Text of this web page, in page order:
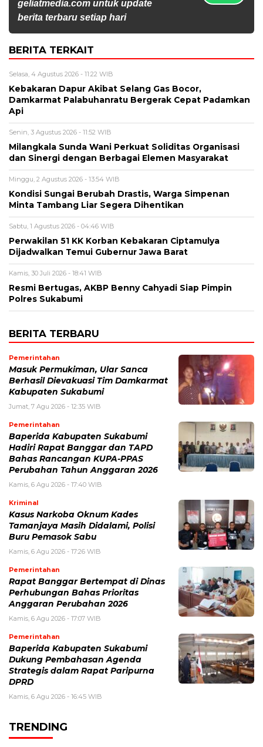
geliatmedia.com untuk update
berita terbaru setiap hari
BERITA TERKAIT
Selasa, 4 Agustus 2026 - 11:22 WIB
Kebakaran Dapur Akibat Selang Gas Bocor,
Damkarmat Palabuhanratu Bergerak Cepat Padamkan
Api
Senin, 3 Agustus 2026 - 11:52 WIB
Milangkala Sunda Wani Perkuat Soliditas Organisasi
dan Sinergi dengan Berbagai Elemen Masyarakat
Minggu, 2 Agustus 2026 - 13:54 WIB
Kondisi Sungai Berubah Drastis, Warga Simpenan
Minta Tambang Liar Segera Dihentikan
Sabtu, 1 Agustus 2026 - 04:46 WIB
Perwakilan 51 KK Korban Kebakaran Ciptamulya
Dijadwalkan Temui Gubernur Jawa Barat
Kamis, 30 Juli 2026 - 18:41 WIB
Resmi Bertugas, AKBP Benny Cahyadi Siap Pimpin
Polres Sukabumi
BERITA TERBARU
Pemerintahan
Masuk Permukiman, Ular Sanca
Berhasil Dievakuasi Tim Damkarmat
Kabupaten Sukabumi
Jumat, 7 Agu 2026 - 12:35 WIB
Pemerintahan
Baperida Kabupaten Sukabumi
Hadiri Rapat Banggar dan TAPD
Bahas Rancangan KUPA-PPAS
Perubahan Tahun Anggaran 2026
Kamis, 6 Agu 2026 - 17:40 WIB
Kriminal
Kasus Narkoba Oknum Kades
Tamanjaya Masih Didalami, Polisi
Buru Pemasok Sabu
Kamis, 6 Agu 2026 - 17:26 WIB
Pemerintahan
Rapat Banggar Bertempat di Dinas
Perhubungan Bahas Prioritas
Anggaran Perubahan 2026
Kamis, 6 Agu 2026 - 17:07 WIB
Pemerintahan
Baperida Kabupaten Sukabumi
Dukung Pembahasan Agenda
Strategis dalam Rapat Paripurna
DPRD
Kamis, 6 Agu 2026 - 16:45 WIB
TRENDING